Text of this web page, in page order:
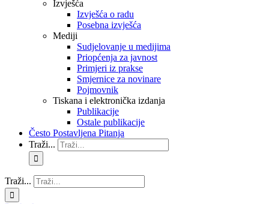
Izvješća
Izvješća o radu
Posebna izvješća
Mediji
Sudjelovanje u medijima
Priopćenja za javnost
Primjeri iz prakse
Smjernice za novinare
Pojmovnik
Tiskana i elektronička izdanja
Publikacije
Ostale publikacije
Često Postavljena Pitanja
Traži...
Traži...